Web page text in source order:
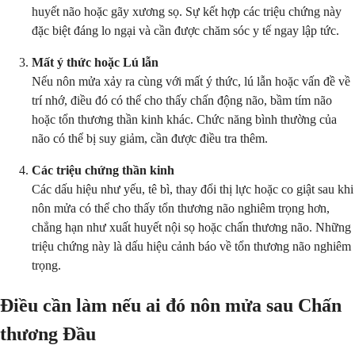
huyết não hoặc gãy xương sọ. Sự kết hợp các triệu chứng này
đặc biệt đáng lo ngại và cần được chăm sóc y tế ngay lập tức.
Mất ý thức hoặc Lú lẫn
Nếu nôn mửa xảy ra cùng với mất ý thức, lú lẫn hoặc vấn đề về
trí nhớ, điều đó có thể cho thấy chấn động não, bầm tím não
hoặc tổn thương thần kinh khác. Chức năng bình thường của
não có thể bị suy giảm, cần được điều tra thêm.
Các triệu chứng thần kinh
Các dấu hiệu như yếu, tê bì, thay đổi thị lực hoặc co giật sau khi
nôn mửa có thể cho thấy tổn thương não nghiêm trọng hơn,
chẳng hạn như xuất huyết nội sọ hoặc chấn thương não. Những
triệu chứng này là dấu hiệu cảnh báo về tổn thương não nghiêm
trọng.
Điều cần làm nếu ai đó nôn mửa sau Chấn
thương Đầu